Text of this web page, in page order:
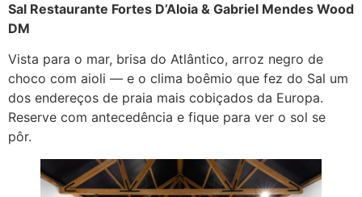
Sal Restaurante Fortes D’Aloia & Gabriel Mendes Wood
DM
Vista para o mar, brisa do Atlântico, arroz negro de
choco com aioli — e o clima boêmio que fez do Sal um
dos endereços de praia mais cobiçados da Europa.
Reserve com antecedência e fique para ver o sol se
pôr.